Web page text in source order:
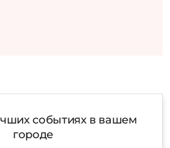
событиях в вашем
городе